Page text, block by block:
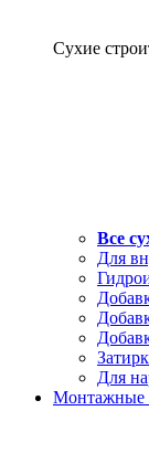
Сухие
Все
Для
Для
Монтажные